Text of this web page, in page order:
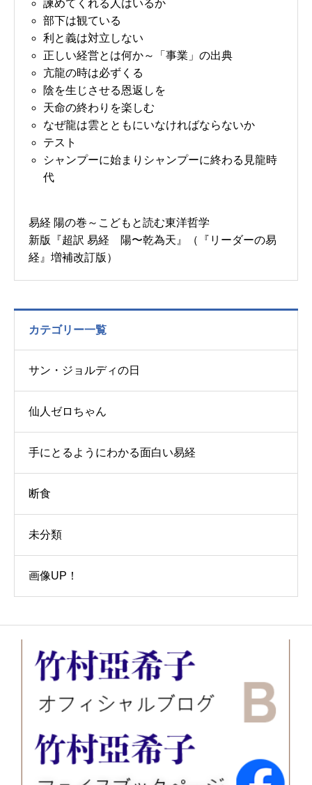
諫めてくれる人はいるか
部下は観ている
利と義は対立しない
正しい経営とは何か～「事業」の出典
亢龍の時は必ずくる
陰を生じさせる恩返しを
天命の終わりを楽しむ
なぜ龍は雲とともにいなければならないか
テスト
シャンプーに始まりシャンプーに終わる見龍時
代
易経 陽の巻～こどもと読む東洋哲学
新版『超訳 易経 陽〜乾為天』（『リーダーの易
経』増補改訂版）
カテゴリー一覧
サン・ジョルディの日
仙人ゼロちゃん
手にとるようにわかる面白い易経
断食
未分類
画像UP！